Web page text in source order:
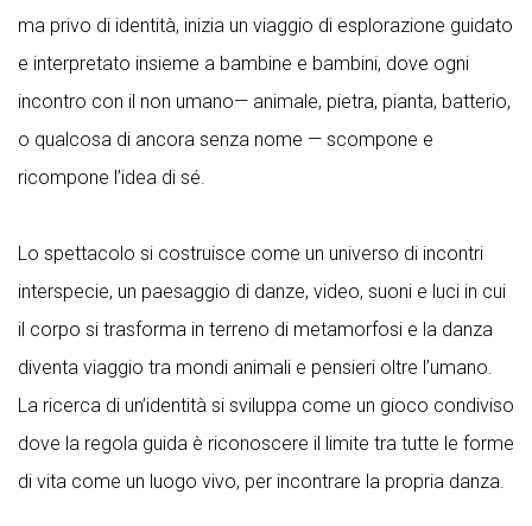
ma privo di identità, inizia un viaggio di esplorazione guidato
e interpretato insieme a bambine e bambini, dove ogni
incontro con il non umano— animale, pietra, pianta, batterio,
o qualcosa di ancora senza nome — scompone e
ricompone l’idea di sé.
Lo spettacolo si costruisce come un universo di incontri
interspecie, un paesaggio di danze, video, suoni e luci in cui
il corpo si trasforma in terreno di metamorfosi e la danza
diventa viaggio tra mondi animali e pensieri oltre l’umano.
La ricerca di un’identità si sviluppa come un gioco condiviso
dove la regola guida è riconoscere il limite tra tutte le forme
di vita come un luogo vivo, per incontrare la propria danza.